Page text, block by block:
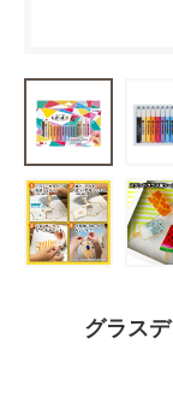
グラス